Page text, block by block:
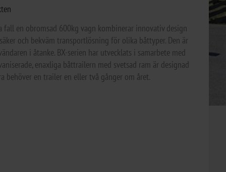
fall en obromsad 600kg vagn kombinerar innovativ design
och bekväm transportlösning för olika båttyper. Den är
i åtanke. BX-serien har utvecklats i samarbete med
enaxliga båttrailern med svetsad ram är designad
behöver en trailer en eller två gånger om året.